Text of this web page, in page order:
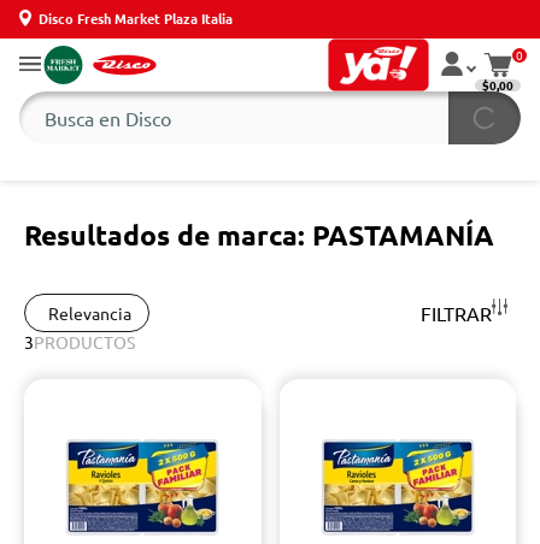
Disco Fresh Market Plaza Italia
0
$0,00
Resultados de marca: PASTAMANÍA
Relevancia FILTRAR
3PRODUCTOS